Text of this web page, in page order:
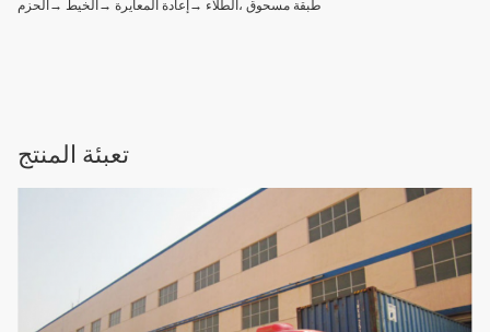
طبقة مسحوق ،الطلاء →إعادة المعايرة →الخيط →الحزم
تعبئة المنتج